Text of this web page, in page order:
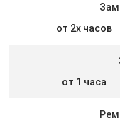
от 2х часов
от 1 часа